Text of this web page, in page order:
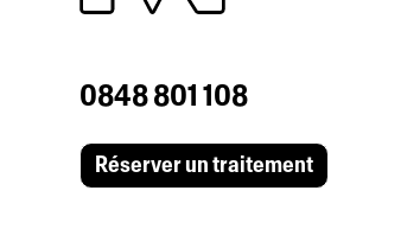
0848 801 108
Réserver un traitement